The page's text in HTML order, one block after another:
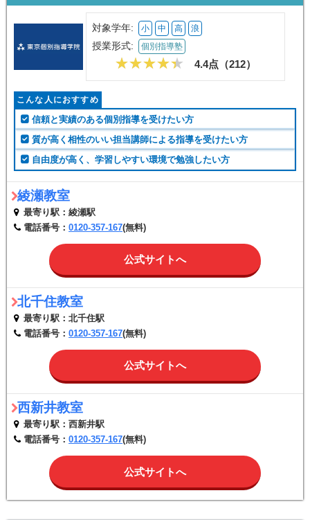
対象学年: 小 中 高 浪
授業形式: 個別指導塾
4.4点（212）
こんな人におすすめ
信頼と実績のある個別指導を受けたい方
質が高く相性のいい担当講師による指導を受けたい方
自由度が高く、学習しやすい環境で勉強したい方
綾瀬教室
最寄り駅：綾瀬駅
電話番号： 0120-357-167(無料)
公式サイトへ
北千住教室
最寄り駅：北千住駅
電話番号： 0120-357-167(無料)
公式サイトへ
西新井教室
最寄り駅：西新井駅
電話番号： 0120-357-167(無料)
公式サイトへ